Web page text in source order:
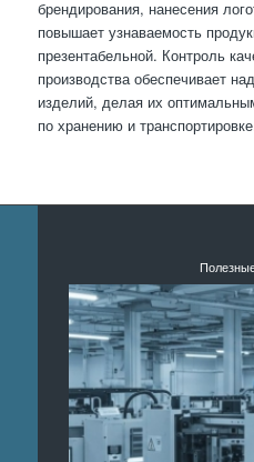
брендирования, нанесения
повышает узнаваемость
презентабельной. Контроль
производства обеспечивает
изделий, делая их
по хранению и